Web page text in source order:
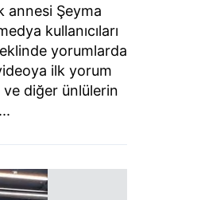
annesi Şeyma
kullanıcıları
yorumlarda
ilk yorum
ve diğer ünlülerin